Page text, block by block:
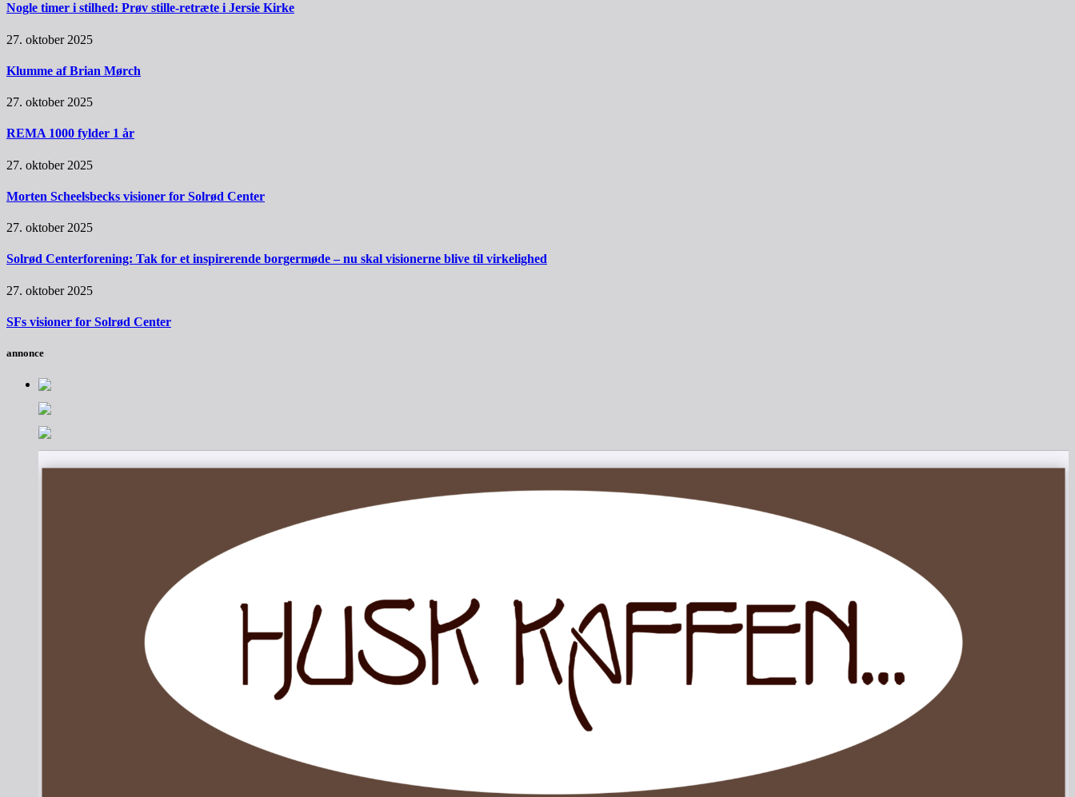
Nogle timer i stilhed: Prøv stille-retræte i Jersie Kirke
27. oktober 2025
Klumme af Brian Mørch
27. oktober 2025
REMA 1000 fylder 1 år
27. oktober 2025
Morten Scheelsbecks visioner for Solrød Center
27. oktober 2025
Solrød Centerforening: Tak for et inspirerende borgermøde – nu skal visionerne blive til virkelighed
27. oktober 2025
SFs visioner for Solrød Center
annonce